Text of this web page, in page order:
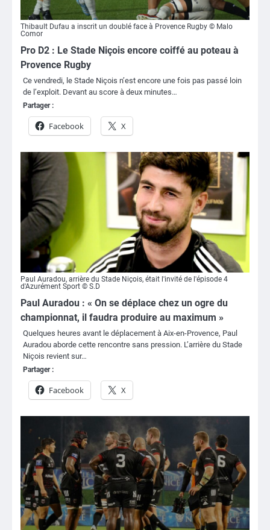
Thibault Dufau a inscrit un doublé face à Provence Rugby © Malo
Comor
Pro D2 : Le Stade Niçois encore coiffé au poteau à
Provence Rugby
Ce vendredi, le Stade Niçois n’est encore une fois pas passé loin
de l’exploit. Devant au score à deux minutes…
Partager :
Facebook X
Paul Auradou, arrière du Stade Niçois, était l'invité de l'épisode 4
d'Azurément Sport © S.D
Paul Auradou : « On se déplace chez un ogre du
championnat, il faudra produire au maximum »
Quelques heures avant le déplacement à Aix-en-Provence, Paul
Auradou aborde cette rencontre sans pression. L’arrière du Stade
Niçois revient sur…
Partager :
Facebook X